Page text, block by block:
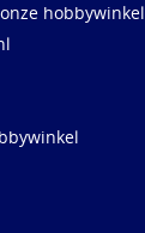
hobbywinkel